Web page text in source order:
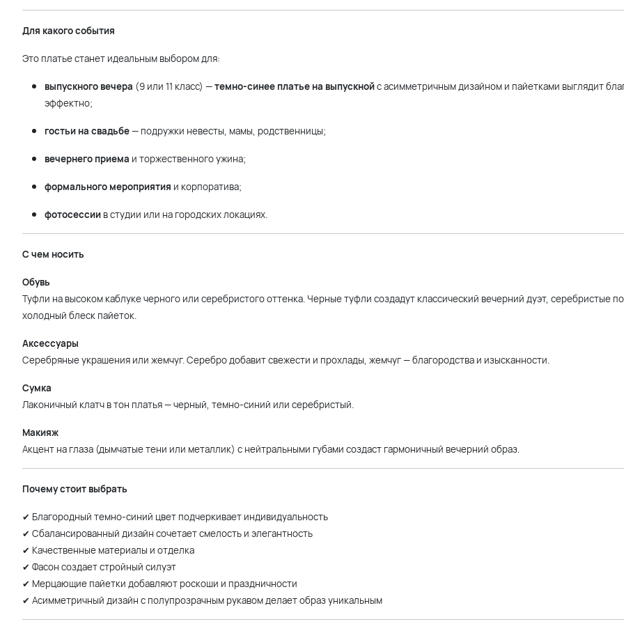
Для какого события
Это платье станет идеальным выбором для:
выпускного вечера (9 или 11 класс) —темно-синее платье на выпускнойс асимметричным дизайном и пайетками выглядит
эффектно;
гостьи на свадьбе— подружки невесты, мамы, родственницы;
вечернего приема и торжественного ужина;
формального мероприятия и корпоратива;
фотосессии в студии или на городских локациях.
С чем носить
Обувь
Туфли на высоком каблуке черного или серебристого оттенка. Черные туфли создадут классический вечерний дуэт, серебристые
холодный блеск пайеток.
Аксессуары
Серебряные украшения или жемчуг. Серебро добавит свежести и прохлады, жемчуг — благородства и изысканности.
Сумка
Лаконичный клатч в тон платья — черный, темно-синий или серебристый.
Макияж
Акцент на глаза (дымчатые тени или металлик) с нейтральными губами создаст гармоничный вечерний образ.
Почему стоит выбрать
✔ Благородный темно-синий цвет подчеркивает индивидуальность
✔ Сбалансированный дизайн сочетает смелость и элегантность
✔ Качественные материалы и отделка
✔ Фасон создает стройный силуэт
✔ Мерцающие пайетки добавляют роскоши и праздничности
✔ Асимметричный дизайн с полупрозрачным рукавом делает образ уникальным